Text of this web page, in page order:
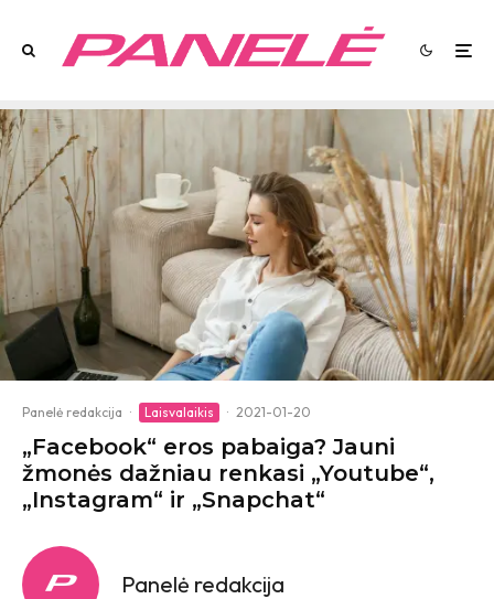
Panelė redakcija · Laisvalaikis · 2021-01-20
„Facebook“ eros pabaiga? Jauni
žmonės dažniau renkasi „Youtube“,
„Instagram“ ir „Snapchat“
Panelė redakcija